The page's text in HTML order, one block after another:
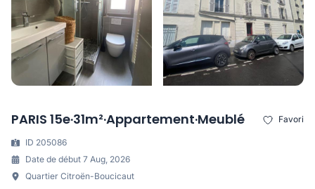
PARIS 15e·31m²·Appartement·Meublé Favori
ID 205086
Date de début 7 Aug, 2026
Quartier Citroën-Boucicaut